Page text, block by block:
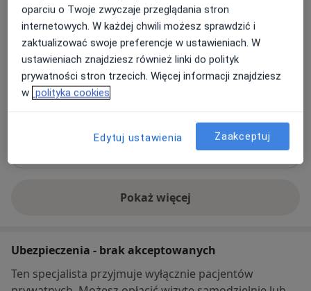
Marshal Słupskie Centrum Medyczne
Marszałka Józefa Piłsudskiego 18,76-200Słupsk
Powiększ mapęotwiera się w nowej karcie
Co mam zrobić w tej sytuacji?
Pokaż więcej
o adresie
Ubezpieczenia - brak akceptowanych
Ten specjalista przyjmuje wyłącznie pacjentów
oparciu o Twoje zwyczaje przeglądania stron
internetowych. W każdej chwili możesz sprawdzić i
zaktualizować swoje preferencje w ustawieniach. W
ustawieniach znajdziesz również linki do polityk
prywatności stron trzecich. Więcej informacji znajdziesz
w polityka cookies
Edytuj ustawienia Zaakceptuj